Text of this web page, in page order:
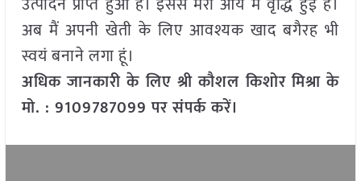
अब मैं अपनी खेती के लिए आवश्यक खाद बगैरह भी
स्वयं बनाने लगा हूं।
अधिक जानकारी के लिए श्री कौशल किशोर मिश्रा के
मो. : 9109787099 पर संपर्क करें।